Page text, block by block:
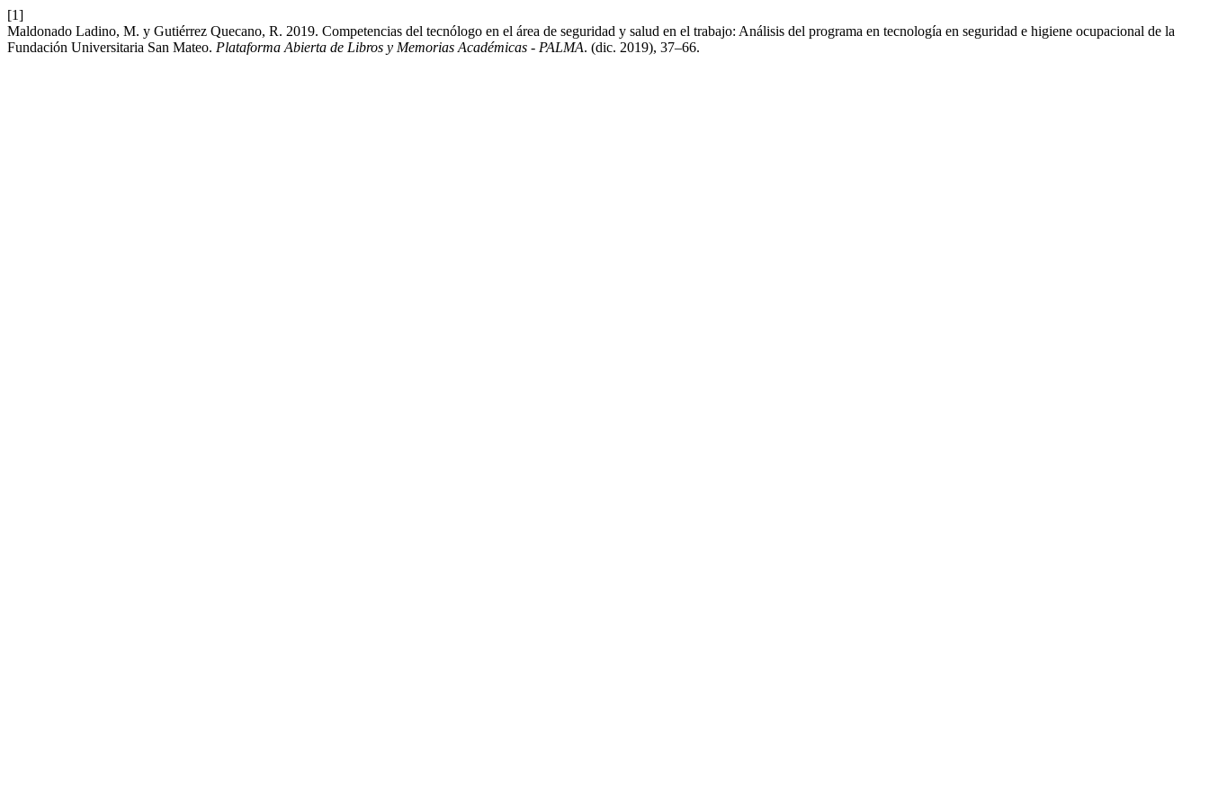
[1]
Maldonado Ladino, M. y Gutiérrez Quecano, R. 2019. Competencias del tecnólogo en el área de seguridad y salud en el trabajo: Análisis del programa en tecnología en seguridad e higiene ocupacional de la
Fundación Universitaria San Mateo. Plataforma Abierta de Libros y Memorias Académicas - PALMA. (dic. 2019), 37–66.